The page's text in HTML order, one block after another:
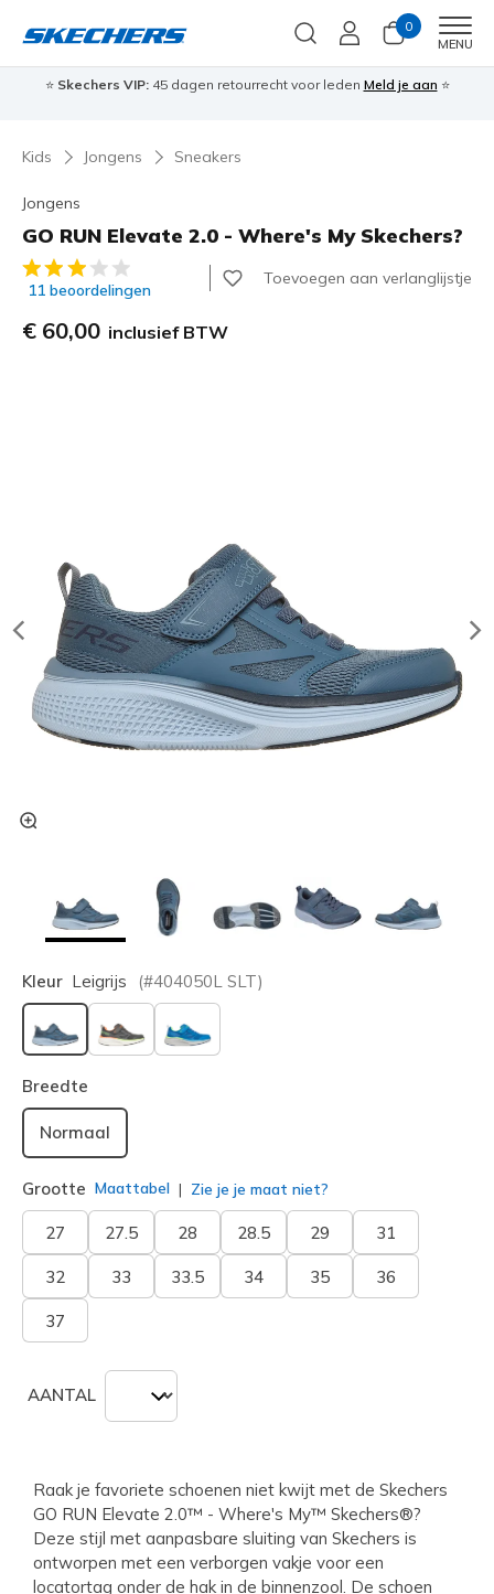
0
MENU
⭐ Skechers VIP:45 dagen retourrecht voor leden Meld je aan ⭐
Kids Jongens Sneakers
Jongens
GO RUN Elevate 2.0 - Where's My Skechers?
5 van de 5 klantbeoordelingen
11 beoordelingen
Toevoegen aan verlanglijstje
€ 60,00 inclusief BTW
Kleur Leigrijs (#404050L SLT)
geselecteerd
Breedte
Normaal
Grootte Maattabel Zie je je maat niet?
27 27.5 28 28.5 29 31
32 33 33.5 34 35 36
37
AANTAL
Raak je favoriete schoenen niet kwijt met de Skechers
GO RUN Elevate 2.0™ - Where's My™ Skechers®?
Deze stijl met aanpasbare sluiting van Skechers is
ontworpen met een verborgen vakje voor een
locatortag onder de hak in de binnenzool. De schoen